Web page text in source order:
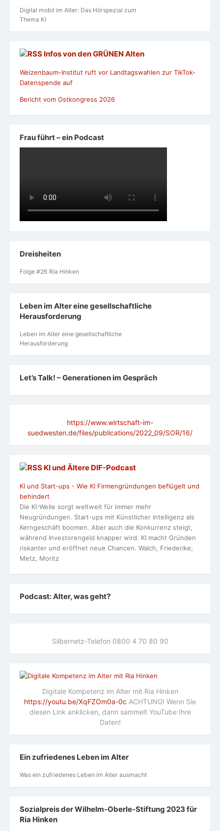
Digital mobil im Alter: Das Hörspezial zum
Thema KI
Infos von den GRÜNEN Alten
Weizenbaum-Institut ruft vor Landtagswahlen zur TikTok-
Datenspende auf
Bericht vom Ostkongress 2026
Frau führt – ein Podcast
Dreisheiten
Folge #26 Ria Hinken
Leben im Alter eine gesellschaftliche
Herausforderung
Leben im Alter eine gesellschaftliche
Herausforderung
Let’s Talk! – Generationen im Gespräch
https://www.wirtschaft-im-
suedwesten.de/files/publications/2022_09/SOR/16/
KI und Ältere DlF-Podcast
KI und Start-ups - Wie KI Firmengründungen beflügelt und
behindert
Die KI-Welle sorgt weltweit für immer mehr
Neugründungen. Start-ups mit Künstlicher Intelligenz als
Kerngeschäft boomen. Aber auch die Konkurrenz steigt,
während Investorengeld knapper wird. KI macht Gründen
riskanter und eröffnet neue Chancen. Walch, Friederike;
Metz, Moritz
Podcast: Alter, was geht?
Silbernetz-Telefon 0800 4 70 80 90
Digitale Kompetenz im Alter mit Ria Hinken
https://youtu.be/XqFZOm0a-0c ACHTUNG! Wenn Sie
diesen Link anklicken, dann sammelt YouTube Ihre
Daten!
Ein zufriedenes Leben im Alter
Was ein zufriedenes Leben im Alter ausmacht
Sozialpreis der Wilhelm-Oberle-Stiftung 2023 für
Ria Hinken